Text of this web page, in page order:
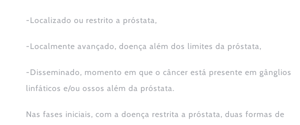
-Localizado ou restrito a próstata,
-Localmente avançado, doença além dos limites da próstata,
-Disseminado, momento em que o câncer está presente em gânglios
linfáticos e/ou ossos além da próstata.
Nas fases iniciais, com a doença restrita a próstata, duas formas de